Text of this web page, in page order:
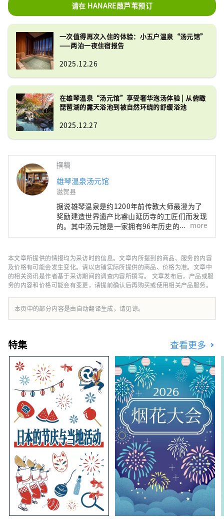
请在 HANARE葭芦苇预订
一次值得再次入住的体验：小五户温泉“汤元馆”
——两泊一夜住宿报告
2025.12.26
在雄琴温泉“汤元馆”享受奢华泡汤体验 | 从俯瞰
琵琶湖的露天浴池到被自然环绕的舒缓浴池
2025.12.27
撰稿
雄琴温泉汤元馆
滋贺县
据说雄琴温泉是约1200年前传教大师最澄为了
奖励建造世界遗产比睿山延历寺的工匠们而发现
的。其中汤元馆是一家拥有96年历史的老字号
旅馆。其受欢迎的秘诀在于其四种不同的温泉，
让人感觉置身于森林温泉的温泉，以及使用精心
挑选的时令食材（包括日本三大和牛品牌之一的
“认证近江牛肉”）烹制的京都风格怀石料理。
虽然距离京都仅有 20 分钟的火车车程，但这座
旅馆被琵琶湖和平良山脉所环绕，让您可以感受
到大自然的温暖和日本文化。
more
本文章所提供的情报均为采访时的信息。文章内所提到的商品、服务的内容
及价格有可能会发生变化。请以店铺实际所提供的商品、价格为准。文章中
的相关资讯是作者基于采访期间的调查内容所撰写。 文章发布后，产品或服
务的内容和价格可能会有变更，请提前确认后再购买或使用相关产品服务。
本页中的部分内容是由自动翻译生成，请见谅。
特集 查看更多